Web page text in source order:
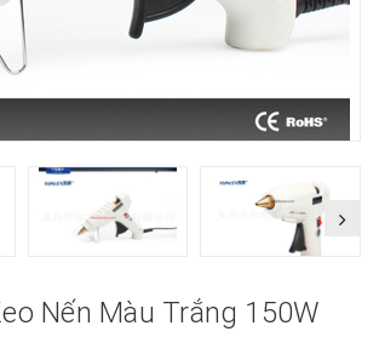
Nến Màu Trắng 150W